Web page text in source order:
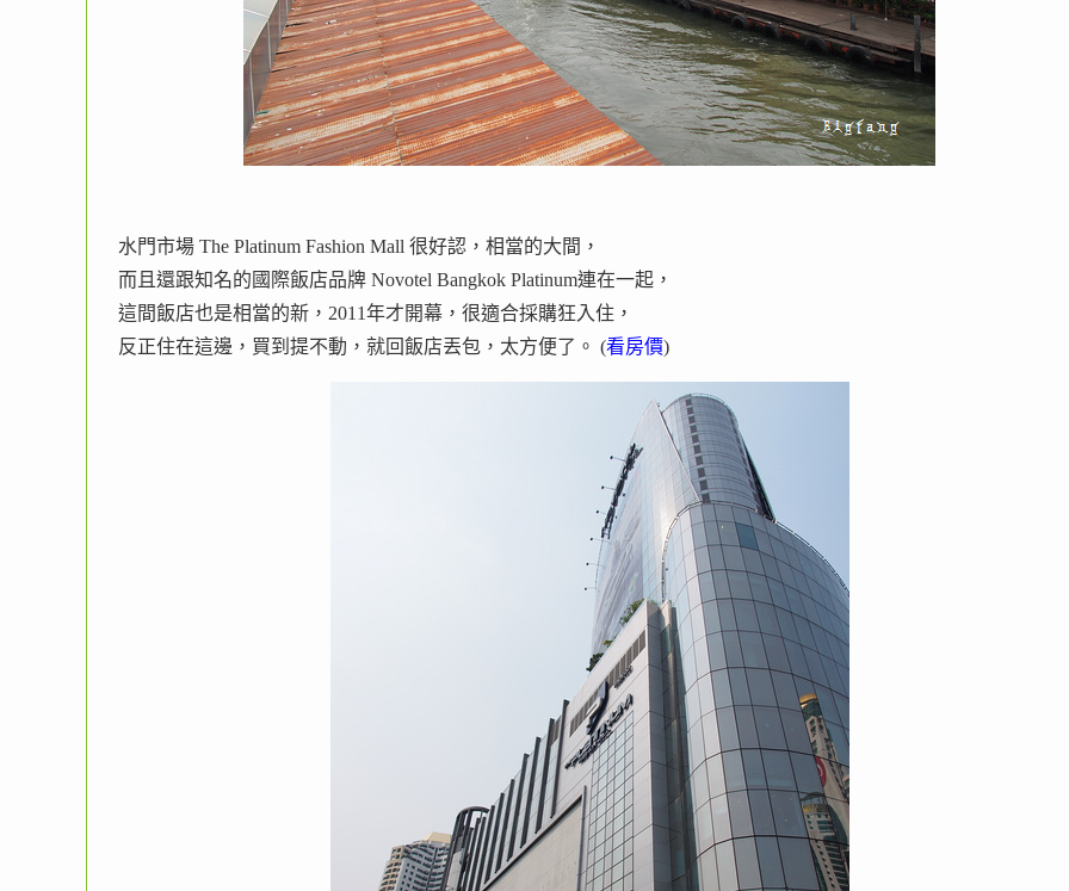
水門市場 The Platinum Fashion Mall 很好認，相當的大間，
而且還跟知名的國際飯店品牌 Novotel Bangkok Platinum連在一起，
這間飯店也是相當的新，2011年才開幕，很適合採購狂入住，
反正住在這邊，買到提不動，就回飯店丟包，太方便了。 (看房價)